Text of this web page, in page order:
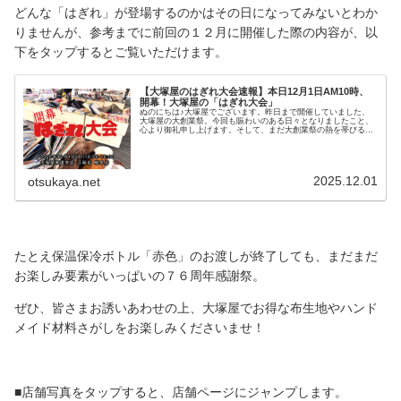
どんな「はぎれ」が登場するのかはその日になってみないとわか
りませんが、参考までに前回の１２月に開催した際の内容が、以
下をタップするとご覧いただけます。
【大塚屋のはぎれ大会速報】本日12月1日AM10時、
開幕！大塚屋の「はぎれ大会」
ぬのにちは♪大塚屋でございます。昨日まで開催していました、
大塚屋の大創業祭。今回も賑わいのある日々となりましたこと、
心より御礼申し上げます。そして、まだ大創業祭の熱を帯びる
古屋) ウォーグ学園東側特設会場江坂店(大阪) ４階特設会場に
て開催岐阜店(岐阜) １階特設会場にて開催速報！大塚屋車道本
otsukaya.net 2025.12.01
たとえ保温保冷ボトル「赤色」のお渡しが終了しても、まだまだ
お楽しみ要素がいっぱいの７６周年感謝祭。
ぜひ、皆さまお誘いあわせの上、大塚屋でお得な布生地やハンド
メイド材料さがしをお楽しみくださいませ！
■店舗写真をタップすると、店舗ページにジャンプします。